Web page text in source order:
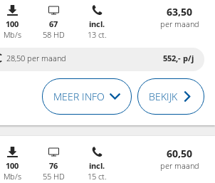
100
Mb/s
67
58 HD
incl.
13 ct.
63,50
per maand
28,50 per maand 552,- p/j
MEER INFO BEKIJK
100
Mb/s
76
55 HD
incl.
15 ct.
60,50
per maand